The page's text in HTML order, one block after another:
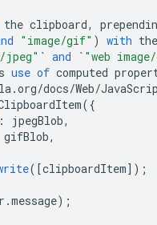
the clipboard,
"image/gif" ) with the
jpeg" ` and ` "web
use of computed
.org/docs/Web/
({
: jpegBlob,
gifBlob,
( [clipboardItem] );
.message);